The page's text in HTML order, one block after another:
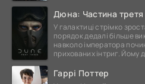
Дюна: Частина третя
У галактиці стрімко
порядок дедалі більше
навколо імператора
прихованих інтриг. Йому
Гаррі Поттер